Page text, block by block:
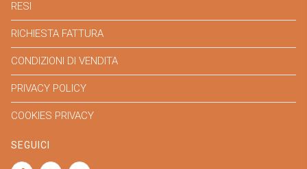
RESI
RICHIESTA FATTURA
CONDIZIONI DI VENDITA
PRIVACY POLICY
COOKIES PRIVACY
SEGUICI